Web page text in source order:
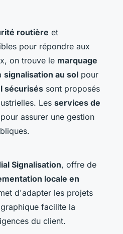
routière et
pour répondre aux
on trouve le marquage
signalisation au sol pour
sécurisés sont proposés
Les services de
assurer une gestion
Signalisation, offre de
locale en
d'adapter les projets
facilite la
du client.